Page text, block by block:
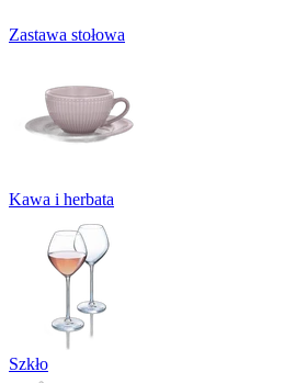
Zastawa stołowa
Kawa i herbata
Szkło